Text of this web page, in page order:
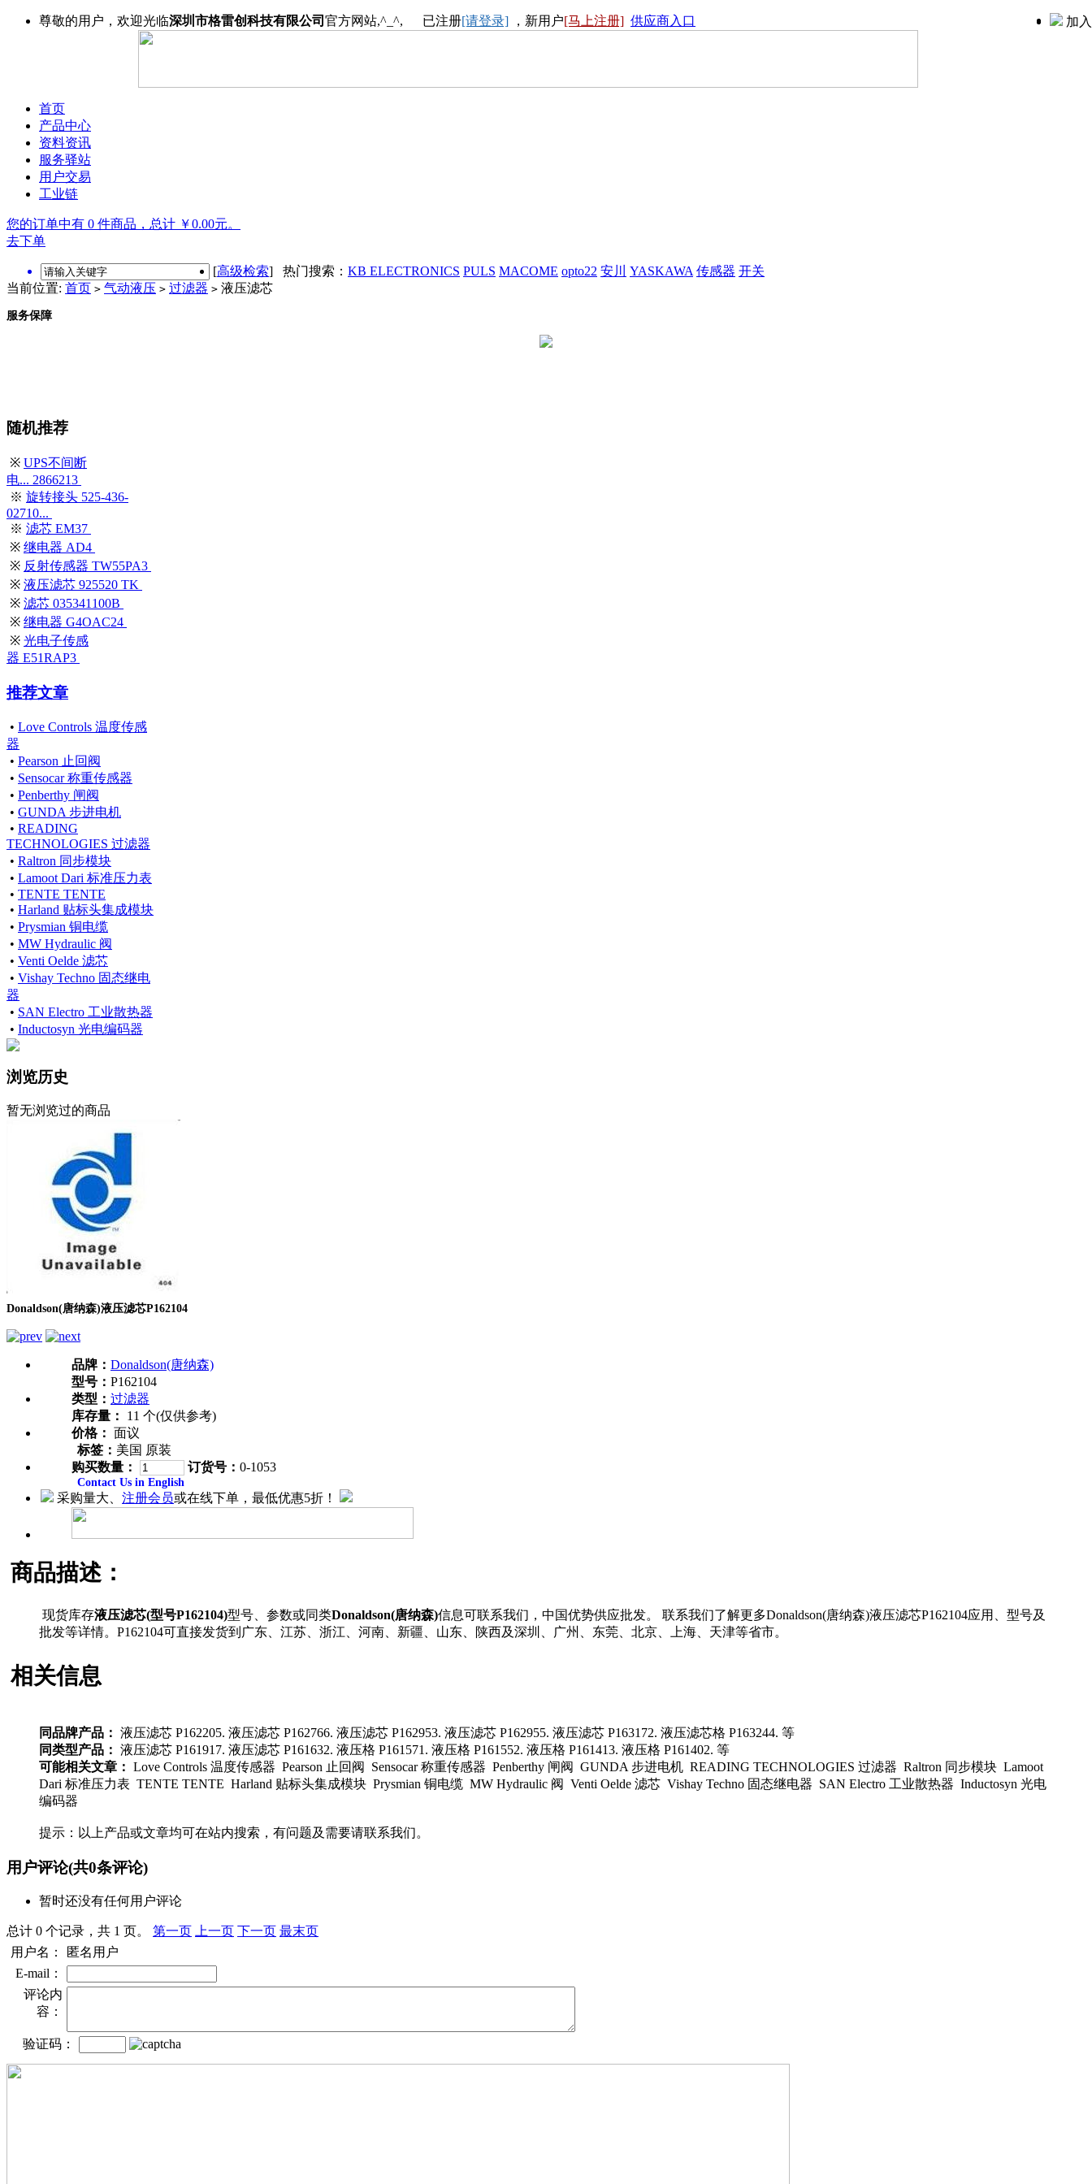
尊敬的用户，欢迎光临深圳市格雷创科技有限公司 官方网站,^_^, 已注册[请登录] ，新用户[马上注册] 供应商入口 加
首页
产品中心
资料资讯
服务驿站
用户交易
工业链
您的订单中有 0 件商品，总计 ￥0.00元。
去下单
[高级检索] 热门搜索： KB ELECTRONICS PULS MACOME opto22 安川 YASKAWA 传感器 开关
当前位置: 首页 > 气动液压 > 过滤器 > 液压滤芯
服务保障
随机推荐
※ UPS不间断
电... 2866213
※ 旋转接头 525-436-
02710...
※ 滤芯 EM37
※ 继电器 AD4
※ 反射传感器 TW55PA3
※ 液压滤芯 925520 TK
※ 滤芯 035341100B
※ 继电器 G4OAC24
※ 光电子传感
器 E51RAP3
推荐文章
• Love Controls 温度传感
器
• Pearson 止回阀
• Sensocar 称重传感器
• Penberthy 闸阀
• GUNDA 步进电机
• READING
TECHNOLOGIES 过滤器
• Raltron 同步模块
• Lamoot Dari 标准压力表
• TENTE TENTE
• Harland 贴标头集成模块
• Prysmian 铜电缆
• MW Hydraulic 阀
• Venti Oelde 滤芯
• Vishay Techno 固态继电
器
• SAN Electro 工业散热器
• Inductosyn 光电编码器
浏览历史
暂无浏览过的商品
Donaldson(唐纳森)液压滤芯P162104
品牌： Donaldson(唐纳森)
型号： P162104
类型： 过滤器
库存量：
11 个(仅供参考)
价格： 面议
标签： 美国 原装
购买数量：
订货号： 0-1053
Contact Us in English
采购量大、 注册会员或在线下单，最低优惠5折！
商品描述：
现货库存液压滤芯(型号P162104)型号、参数或同类Donaldson(唐纳森)信息可联系我们，中国优势供应批发。 联系我们了解更多Donaldson(唐纳森)液压滤芯P162104应用、型号及
批发等详情。P162104可直接发货到广东、江苏、浙江、河南、新疆、山东、陕西及深圳、广州、东莞、北京、上海、天津等省市。
相关信息
同品牌产品： 液压滤芯 P162205. 液压滤芯 P162766. 液压滤芯 P162953. 液压滤芯 P162955. 液压滤芯 P163172. 液压滤芯格 P163244. 等
同类型产品： 液压滤芯 P161917. 液压滤芯 P161632. 液压格 P161571. 液压格 P161552. 液压格 P161413. 液压格 P161402. 等
可能相关文章： Love Controls 温度传感器 Pearson 止回阀 Sensocar 称重传感器 Penberthy 闸阀 GUNDA 步进电机 READING TECHNOLOGIES 过滤器 Raltron 同步模块 Lamoot
Dari 标准压力表 TENTE TENTE Harland 贴标头集成模块 Prysmian 铜电缆 MW Hydraulic 阀 Venti Oelde 滤芯 Vishay Techno 固态继电器 SAN Electro 工业散热器 Inductosyn 光电
编码器
提示：以上产品或文章均可在站内搜索，有问题及需要请联系我们。
用户评论(共0条评论)
暂时还没有任何用户评论
总计 0 个记录，共 1 页。 第一页 上一页 下一页 最末页
用户名：
匿名用户
E-mail：
评论内
容：
验证码：